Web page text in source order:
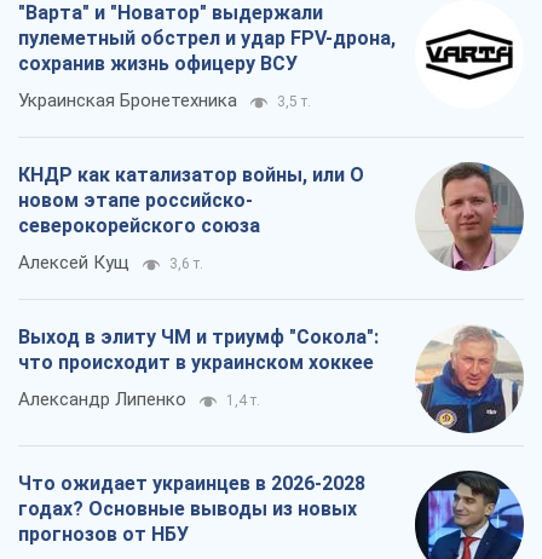
"Варта" и "Новатор" выдержали
пулеметный обстрел и удар FPV-дрона,
сохранив жизнь офицеру ВСУ
Украинская Бронетехника 3,5 т.
КНДР как катализатор войны, или О
новом этапе российско-
северокорейского союза
Алексей Кущ 3,6 т.
Выход в элиту ЧМ и триумф "Сокола":
что происходит в украинском хоккее
Александр Липенко 1,4 т.
Что ожидает украинцев в 2026-2028
годах? Основные выводы из новых
прогнозов от НБУ